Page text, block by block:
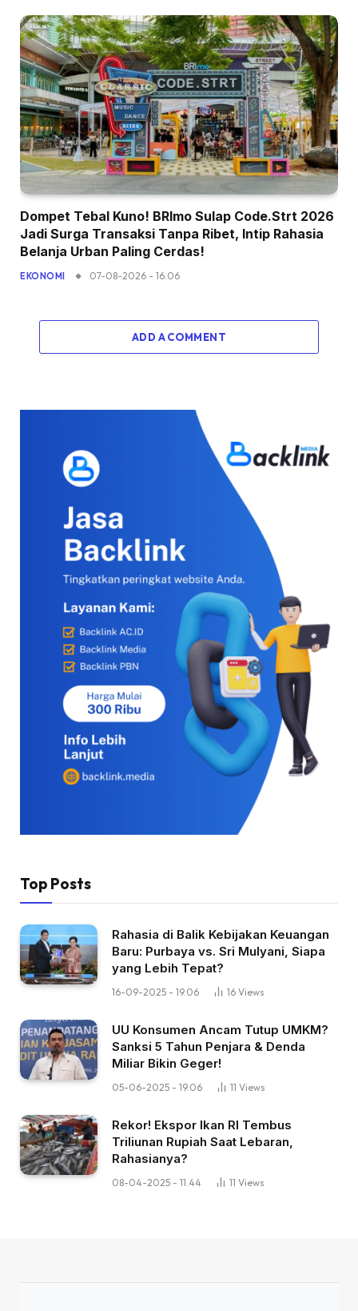
Dompet Tebal Kuno! BRImo Sulap Code.Strt 2026
Jadi Surga Transaksi Tanpa Ribet, Intip Rahasia
Belanja Urban Paling Cerdas!
EKONOMI 07-08-2026 - 16.06
ADD A COMMENT
Top Posts
Rahasia di Balik Kebijakan Keuangan
Baru: Purbaya vs. Sri Mulyani, Siapa
yang Lebih Tepat?
16-09-2025 - 19.06 16 Views
UU Konsumen Ancam Tutup UMKM?
Sanksi 5 Tahun Penjara & Denda
Miliar Bikin Geger!
05-06-2025 - 19.06 11 Views
Rekor! Ekspor Ikan RI Tembus
Triliunan Rupiah Saat Lebaran,
Rahasianya?
08-04-2025 - 11.44 11 Views